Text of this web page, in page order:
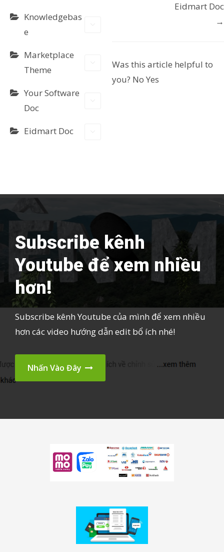
Knowledgebas
e
Marketplace
Theme
Your Software
Doc
Eidmart Doc
n
a
i
o
Eidmart Doc
→
Was this article helpful to
you? No Yes
Subscribe kênh
Youtube để xem nhiều
hơn!
Subscribe kênh Youtube của mình để xem nhiều
hơn các video hướng dẫn edit bổ ích nhé!
Nhấn Vào Đây